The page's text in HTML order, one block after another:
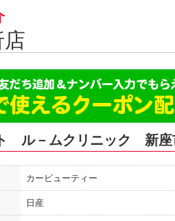
ル－ムクリニック 新
カービューティー
日産